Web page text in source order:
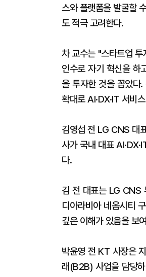
스와 플랫폼을 발굴할
도 적극 고려한다.
차 교수는 "스타트업 투
인수로 자기 혁신을 하
을 투자한 것을 꼽았다
확대로 AI·DX·IT 서비
김영섭 전 LG CNS 대
사가 국내 대표
다.
김 전 대표는 LG CNS
디아라비아 네옴시티
깊은 이해가 있음을 보
박윤영 전 KT 사장은
래(B2B) 사업을 담당